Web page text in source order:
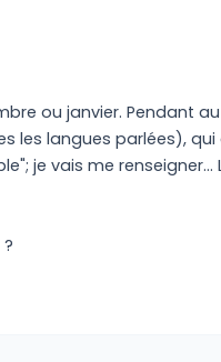
ou janvier. Pendant
les langues parlées),
je vais me